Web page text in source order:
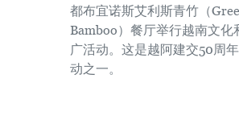
都布宜诺斯艾利斯青竹（
Bamboo）餐厅举行越南文化
广活动。这是越阿建交50周
动之一。